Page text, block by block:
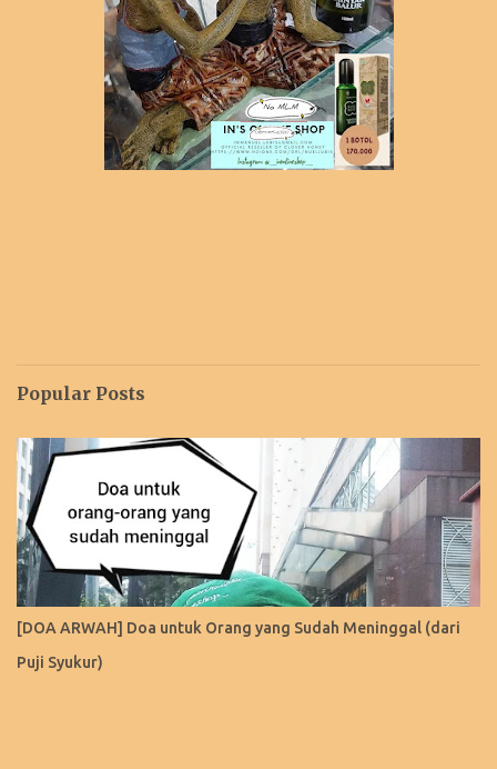
Popular Posts
[DOA ARWAH] Doa untuk Orang yang Sudah Meninggal (dari
Puji Syukur)